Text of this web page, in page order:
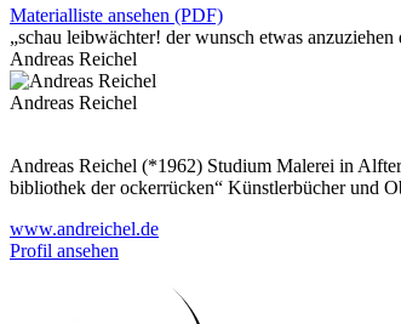
Materialliste ansehen (PDF)
„schau leibwächter! der wunsch etwas
Andreas Reichel
Andreas Reichel
Andreas Reichel (*1962) Studium Malerei in
bibliothek der ockerrücken“ Künstlerbücher und
www.andreichel.de
Profil ansehen